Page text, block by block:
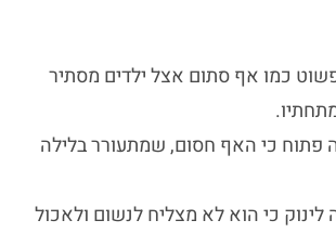
כמו אף סתום אצל ילדים מסתיר
פתוח כי האף חסום, שמתעורר בלילה
כי הוא לא מצליח לנשום ולאכול